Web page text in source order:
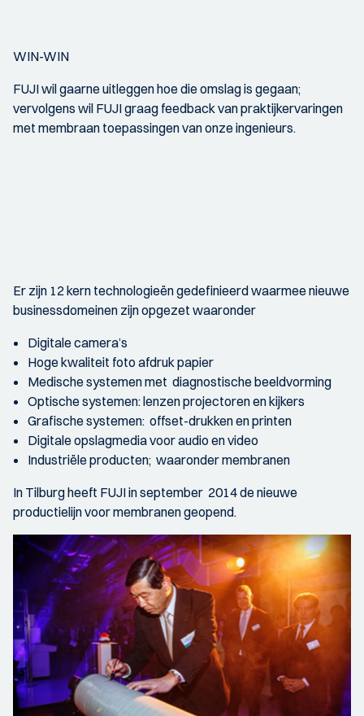
WIN-WIN
FUJI wil gaarne uitleggen hoe die omslag is gegaan;
vervolgens wil FUJI graag feedback van praktijkervaringen
met membraan toepassingen van onze ingenieurs.
Er zijn 12 kern technologieën gedefinieerd waarmee nieuwe
businessdomeinen zijn opgezet waaronder
Digitale camera’s
Hoge kwaliteit foto afdruk papier
Medische systemen met diagnostische beeldvorming
Optische systemen: lenzen projectoren en kijkers
Grafische systemen: offset-drukken en printen
Digitale opslagmedia voor audio en video
Industriële producten; waaronder membranen
In Tilburg heeft FUJI in september 2014 de nieuwe
productielijn voor membranen geopend.